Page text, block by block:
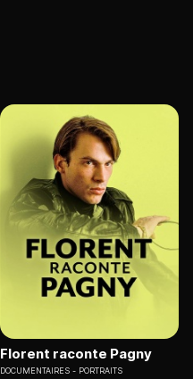
Florent raconte Pagny
DOCUMENTAIRES PORTRAITS